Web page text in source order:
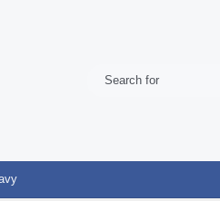
Switch skin